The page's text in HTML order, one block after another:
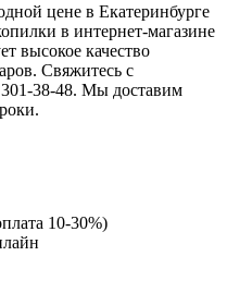
цене в Екатеринбурге
в интернет-магазине
высокое качество
Свяжитесь с
38-48. Мы доставим
10-30%)